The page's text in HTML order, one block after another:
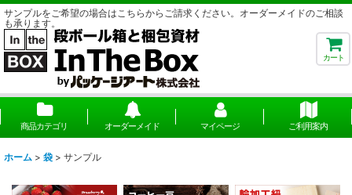
サンプルをご希望の場合はこちらからご請求ください。オーダーメイドのご相談
も承ります。
カート
商品カテゴリ オーダーメイド マイページ ご利用案内
ホーム > 袋 > サンプル